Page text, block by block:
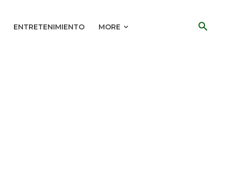
ENTRETENIMIENTO MORE